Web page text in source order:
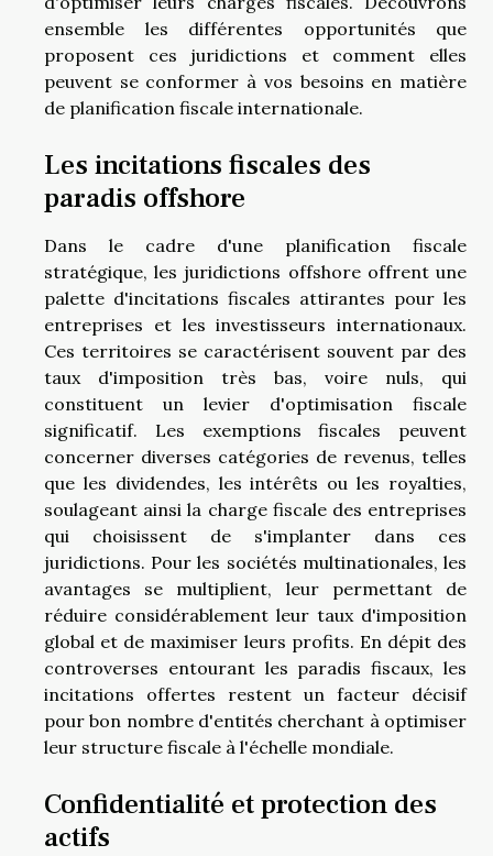
ensemble les différentes opportunités que
proposent ces juridictions et comment elles
peuvent se conformer à vos besoins en matière
de planification fiscale internationale.
Les incitations fiscales des
paradis offshore
Dans le cadre d'une planification fiscale
stratégique, les juridictions offshore offrent une
palette d'incitations fiscales attirantes pour les
entreprises et les investisseurs internationaux.
Ces territoires se caractérisent souvent par des
taux d'imposition très bas, voire nuls, qui
constituent un levier d'optimisation fiscale
significatif. Les exemptions fiscales peuvent
concerner diverses catégories de revenus, telles
que les dividendes, les intérêts ou les royalties,
soulageant ainsi la charge fiscale des entreprises
qui choisissent de s'implanter dans ces
juridictions. Pour les sociétés multinationales, les
avantages se multiplient, leur permettant de
réduire considérablement leur taux d'imposition
global et de maximiser leurs profits. En dépit des
controverses entourant les paradis fiscaux, les
incitations offertes restent un facteur décisif
pour bon nombre d'entités cherchant à optimiser
leur structure fiscale à l'échelle mondiale.
Confidentialité et protection des
actifs